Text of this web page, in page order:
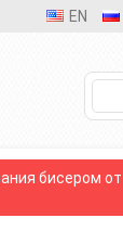
EN
бисером от